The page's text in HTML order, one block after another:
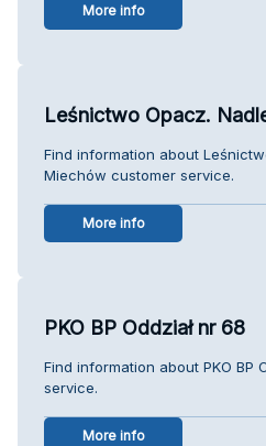
More info
Leśnictwo Opacz.
Find information about
Miechów customer service.
More info
PKO BP Oddział nr 68
Find information about PKO BP
service.
More info